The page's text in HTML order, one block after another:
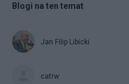
Blogi na ten temat
Jan Filip Libicki
catrw